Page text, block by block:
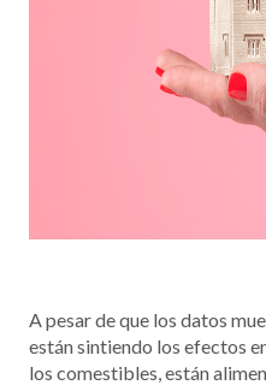
A pesar de que los datos
están sintiendo los efectos
los comestibles, están